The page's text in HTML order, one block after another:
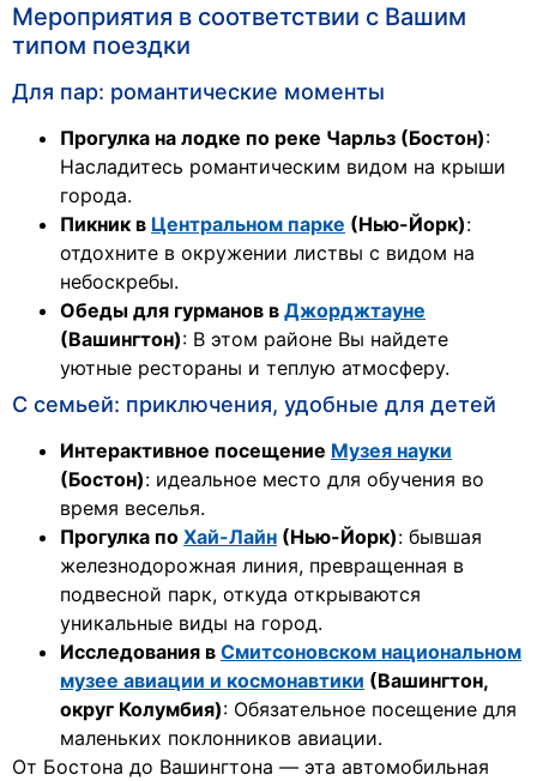
Мероприятия в соответствии с Вашим
типом поездки
Для пар: романтические моменты
Прогулка на лодке по реке Чарльз (Бостон):
Насладитесь романтическим видом на крыши
города.
Пикник в Центральном парке (Нью-Йорк):
отдохните в окружении листвы с видом на
небоскребы.
Обеды для гурманов в Джорджтауне
(Вашингтон): В этом районе Вы найдете
уютные рестораны и теплую атмосферу.
С семьей: приключения, удобные для детей
Интерактивное посещение Музея науки
(Бостон): идеальное место для обучения во
время веселья.
Прогулка по Хай-Лайн (Нью-Йорк): бывшая
железнодорожная линия, превращенная в
подвесной парк, откуда открываются
уникальные виды на город.
Исследования в Смитсоновском национальном
музее авиации и космонавтики (Вашингтон,
округ Колумбия): Обязательное посещение для
маленьких поклонников авиации.
От Бостона до Вашингтона — эта автомобильная